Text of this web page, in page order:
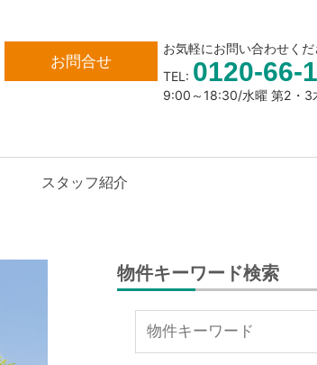
お問合せ
お気軽にお問い合わせく
TEL: 0120-66-
9:00～18:30/水曜 第2・3
スタッフ紹介
物件キーワード検索